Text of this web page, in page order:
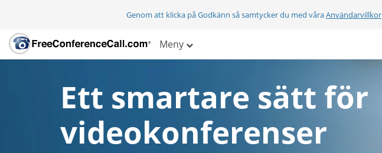
Genom att klicka på Godkänn så samtycker du med våraAnvändarvillkor
Meny
Ett smartare sätt för
videokonferenser